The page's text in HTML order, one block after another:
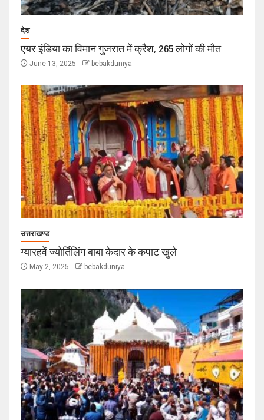
देश
एयर इंडिया का विमान गुजरात में क्रैश, 265 लोगों की मौत
June 13, 2025 bebakduniya
उत्तराखण्ड
ग्यारहवें ज्योर्तिलिंग बाबा केदार के कपाट खुले
May 2, 2025 bebakduniya